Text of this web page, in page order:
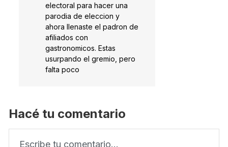
electoral para hacer una
parodia de eleccion y
ahora llenaste el padron de
afiliados con
gastronomicos. Estas
usurpando el gremio, pero
falta poco
Hacé tu comentario